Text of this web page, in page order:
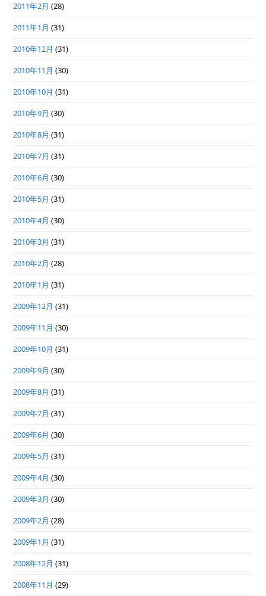
2011年2月 (28)
2011年1月 (31)
2010年12月 (31)
2010年11月 (30)
2010年10月 (31)
2010年9月 (30)
2010年8月 (31)
2010年7月 (31)
2010年6月 (30)
2010年5月 (31)
2010年4月 (30)
2010年3月 (31)
2010年2月 (28)
2010年1月 (31)
2009年12月 (31)
2009年11月 (30)
2009年10月 (31)
2009年9月 (30)
2009年8月 (31)
2009年7月 (31)
2009年6月 (30)
2009年5月 (31)
2009年4月 (30)
2009年3月 (30)
2009年2月 (28)
2009年1月 (31)
2008年12月 (31)
2008年11月 (29)